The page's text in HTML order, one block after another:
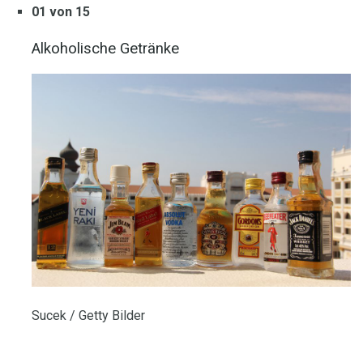
01 von 15
Alkoholische Getränke
Sucek / Getty Bilder